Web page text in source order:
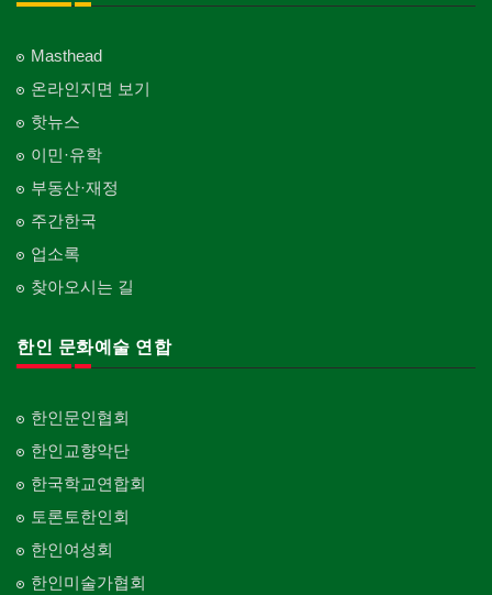
Masthead
온라인지면 보기
핫뉴스
이민·유학
부동산·재정
주간한국
업소록
찾아오시는 길
한인 문화예술 연합
한인문인협회
한인교향악단
한국학교연합회
토론토한인회
한인여성회
한인미술가협회